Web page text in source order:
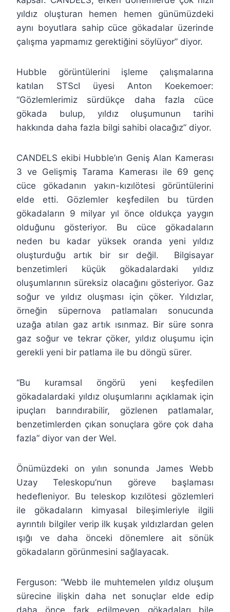
yıldız oluşturan hemen hemen günümüzdeki
aynı boyutlara sahip cüce gökadalar üzerinde
çalışma yapmamız gerektiğini söylüyor” diyor.
Hubble görüntülerini işleme çalışmalarına
katılan STScI üyesi Anton Koekemoer:
“Gözlemlerimiz sürdükçe daha fazla cüce
gökada bulup, yıldız oluşumunun tarihi
hakkında daha fazla bilgi sahibi olacağız” diyor.
CANDELS ekibi Hubble’ın Geniş Alan Kamerası
3 ve Gelişmiş Tarama Kamerası ile 69 genç
cüce gökadanın yakın-kızılötesi görüntülerini
elde etti. Gözlemler keşfedilen bu türden
gökadaların 9 milyar yıl önce oldukça yaygın
olduğunu gösteriyor. Bu cüce gökadaların
neden bu kadar yüksek oranda yeni yıldız
oluşturduğu artık bir sır değil. Bilgisayar
benzetimleri küçük gökadalardaki yıldız
oluşumlarının süreksiz olacağını gösteriyor. Gaz
soğur ve yıldız oluşması için çöker. Yıldızlar,
örneğin süpernova patlamaları sonucunda
uzağa atılan gaz artık ısınmaz. Bir süre sonra
gaz soğur ve tekrar çöker, yıldız oluşumu için
gerekli yeni bir patlama ile bu döngü sürer.
“Bu kuramsal öngörü yeni keşfedilen
gökadalardaki yıldız oluşumlarını açıklamak için
ipuçları barındırabilir, gözlenen patlamalar,
benzetimlerden çıkan sonuçlara göre çok daha
fazla” diyor van der Wel.
Önümüzdeki on yılın sonunda James Webb
Uzay Teleskopu’nun göreve başlaması
hedefleniyor. Bu teleskop kızılötesi gözlemleri
ile gökadaların kimyasal bileşimleriyle ilgili
ayrıntılı bilgiler verip ilk kuşak yıldızlardan gelen
ışığı ve daha önceki dönemlere ait sönük
gökadaların görünmesini sağlayacak.
Ferguson: “Webb ile muhtemelen yıldız oluşum
sürecine ilişkin daha net sonuçlar elde edip
daha önce fark edilmeyen gökadaları bile